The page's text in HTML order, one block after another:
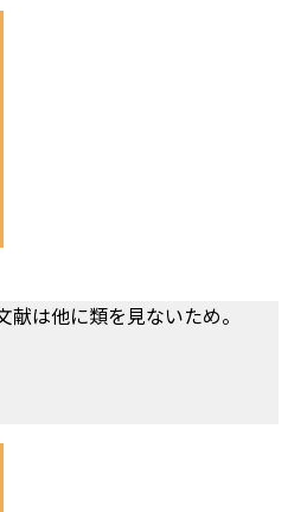
は他に類を見ないため。